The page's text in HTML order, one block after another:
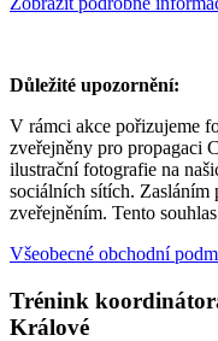
Důležité upozornění:
V rámci akce pořizujeme
zveřejněny pro propagaci
ilustrační fotografie na
sociálních sítích. Zasláním
zveřejněním. Tento
Všeobecné obchodní
Trénink
Králové